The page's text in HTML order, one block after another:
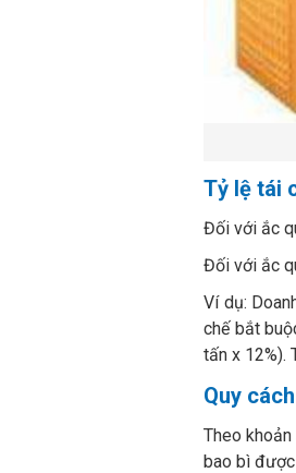
Tỷ lệ tái
Đối với ắc
Đối với ắc
Ví dụ:
chế bắt
tấn x 12%).
Quy
Theo
bao bì